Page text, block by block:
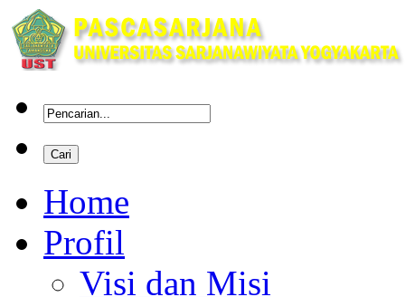
Home
Profil
Visi dan Misi